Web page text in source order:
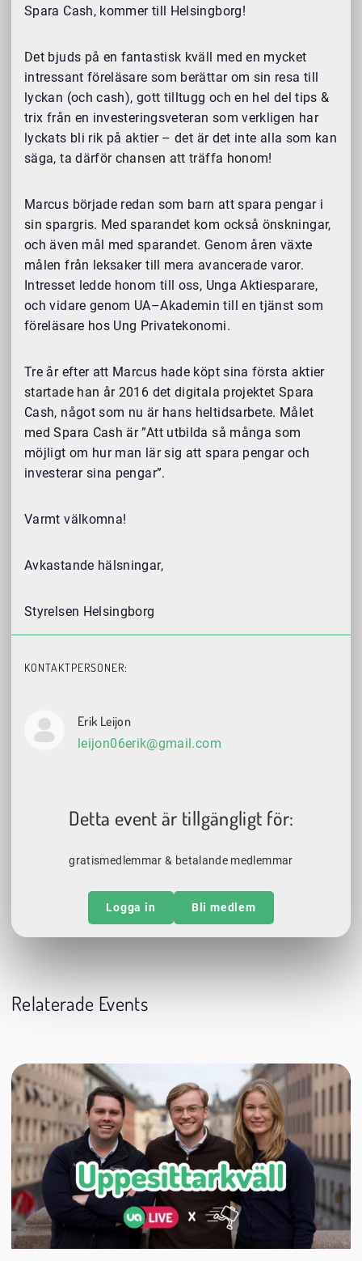
Spara Cash, kommer till Helsingborg!
Det bjuds på en fantastisk kväll med en mycket
intressant föreläsare som berättar om sin resa till
lyckan (och cash), gott tilltugg och en hel del tips &
trix från en investeringsveteran som verkligen har
lyckats bli rik på aktier – det är det inte alla som kan
säga, ta därför chansen att träffa honom!
Marcus började redan som barn att spara pengar i
sin spargris. Med sparandet kom också önskningar,
och även mål med sparandet. Genom åren växte
målen från leksaker till mera avancerade varor.
Intresset ledde honom till oss, Unga Aktiesparare,
och vidare genom UA–Akademin till en tjänst som
föreläsare hos Ung Privatekonomi.
Tre år efter att Marcus hade köpt sina första aktier
startade han år 2016 det digitala projektet Spara
Cash, något som nu är hans heltidsarbete. Målet
med Spara Cash är ”Att utbilda så många som
möjligt om hur man lär sig att spara pengar och
investerar sina pengar”.
Varmt välkomna!
Avkastande hälsningar,
Styrelsen Helsingborg
KONTAKTPERSONER:
Erik Leijon
leijon06erik@gmail.com
Detta event är tillgängligt för:
gratismedlemmar & betalande medlemmar
Logga in Bli medlem
Relaterade Events
24 augusti
20:00